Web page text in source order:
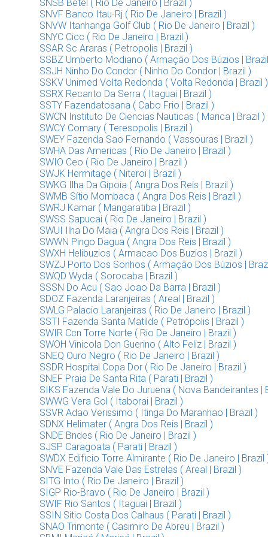
SNSB Betel ( Rio De Janeiro | Brazil )
SNVF Banco Itau-Rj ( Rio De Janeiro | Brazil )
SNVW Itanhanga Golf Club ( Rio De Janeiro | Brazil )
SNYC Cicc ( Rio De Janeiro | Brazil )
SSAR Sc Araras ( Petropolis | Brazil )
SSBZ Umberto Modiano ( Armação Dos Búzios |
SSJH Ninho Do Condor ( Ninho Do Condor | Brazil )
SSKV Unimed Volta Redonda ( Volta Redonda | Brazil )
SSRX Recanto Da Serra ( Itaguai | Brazil )
SSTY Fazendatosana ( Cabo Frio | Brazil )
SWCN Instituto De Ciencias Nauticas ( Marica | Brazil )
SWCY Comary ( Teresopolis | Brazil )
SWEY Fazenda Sao Fernando ( Vassouras | Brazil )
SWHA Das Americas ( Rio De Janeiro | Brazil )
SWIO Ceo ( Rio De Janeiro | Brazil )
SWJK Hermitage ( Niteroi | Brazil )
SWKG Ilha Da Gipoia ( Angra Dos Reis | Brazil )
SWMB Sítio Mombaca ( Angra Dos Reis | Brazil )
SWRJ Kamar ( Mangaratiba | Brazil )
SWSS Sapucai ( Rio De Janeiro | Brazil )
SWUI Ilha Do Maia ( Angra Dos Reis | Brazil )
SWWN Pingo Dagua ( Angra Dos Reis | Brazil )
SWXH Helibuzios ( Armacao Dos Buzios | Brazil )
SWZJ Porto Dos Sonhos ( Armação Dos Búzios |
SWQD Wyda ( Sorocaba | Brazil )
SSSN Do Acu ( Sao Joao Da Barra | Brazil )
SDOZ Fazenda Laranjeiras ( Areal | Brazil )
SWLG Palacio Laranjeiras ( Rio De Janeiro | Brazil )
SSTI Fazenda Santa Matilde ( Petrópolis | Brazil )
SWIR Ccn Torre Norte ( Rio De Janeiro | Brazil )
SWOH Vinicola Don Guerino ( Alto Feliz | Brazil )
SNEQ Ouro Negro ( Rio De Janeiro | Brazil )
SSDR Hospital Copa Dor ( Rio De Janeiro | Brazil )
SNEF Praia De Santa Rita ( Parati | Brazil )
SIKS Fazenda Vale Do Juruena ( Nova Bandeirantes |
SWWG Vera Gol ( Itaborai | Brazil )
SSVR Adao Verissimo ( Itinga Do Maranhao | Brazil )
SDNX Helimater ( Angra Dos Reis | Brazil )
SNDE Bndes ( Rio De Janeiro | Brazil )
SJSP Caragoata ( Parati | Brazil )
SWDX Edificio Torre Almirante ( Rio De Janeiro | Brazil
SNVE Fazenda Vale Das Estrelas ( Areal | Brazil )
SITG Into ( Rio De Janeiro | Brazil )
SIGP Rio-Bravo ( Rio De Janeiro | Brazil )
SWIF Rio Santos ( Itaguai | Brazil )
SSIN Sitio Costa Dos Calhaus ( Parati | Brazil )
SNAO Trimonte ( Casimiro De Abreu | Brazil )